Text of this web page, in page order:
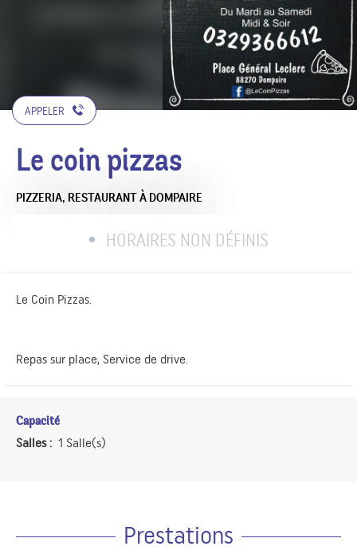
APPELER
Le coin pizzas
PIZZERIA, RESTAURANTÀ DOMPAIRE
HORAIRES NON DÉFINIS
Le Coin Pizzas.
Repas sur place, Service de drive.
Capacité
Salles : 1 Salle(s)
Prestations